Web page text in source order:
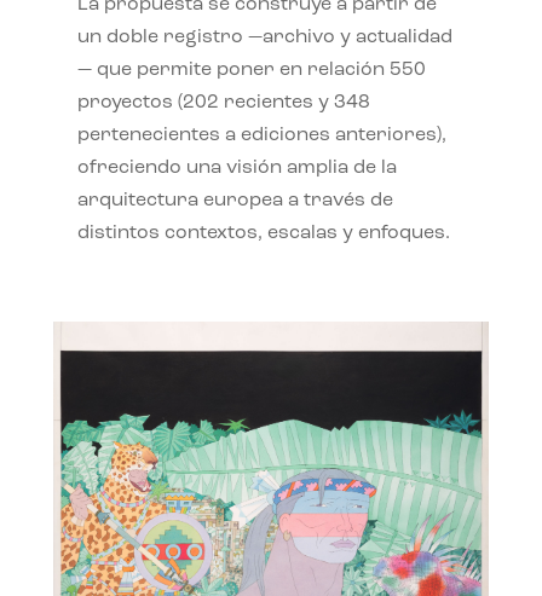
La propuesta se construye a partir de
un doble registro —archivo y actualidad
— que permite poner en relación 550
proyectos (202 recientes y 348
pertenecientes a ediciones anteriores),
ofreciendo una visión amplia de la
arquitectura europea a través de
distintos contextos, escalas y enfoques.